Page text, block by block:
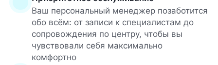
Ваш персональный менеджер позаботится
обо всём: от записи к специалистам до
сопровождения по центру, чтобы вы
чувствовали себя максимально
комфортно